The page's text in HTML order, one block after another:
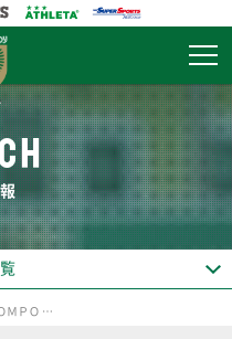
2024-25 ＳＯＭＰＯ WEリーグ 第1節